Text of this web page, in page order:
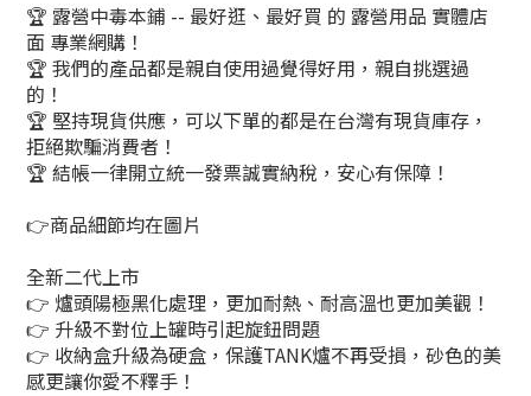
🏆 露營中毒本鋪 -- 最好逛、最好買 的 露營用品 實體店
面 專業網購！
🏆 我們的產品都是親自使用過覺得好用，親自挑選過
的！
🏆 堅持現貨供應，可以下單的都是在台灣有現貨庫存，
拒絕欺騙消費者！
🏆 結帳一律開立統一發票誠實納稅，安心有保障！
👉商品細節均在圖片
全新二代上市
👉 爐頭陽極黑化處理，更加耐熱、耐高溫也更加美觀！
👉 升級不對位上罐時引起旋鈕問題
👉 收納盒升級為硬盒，保護TANK爐不再受損，砂色的美
感更讓你愛不釋手！